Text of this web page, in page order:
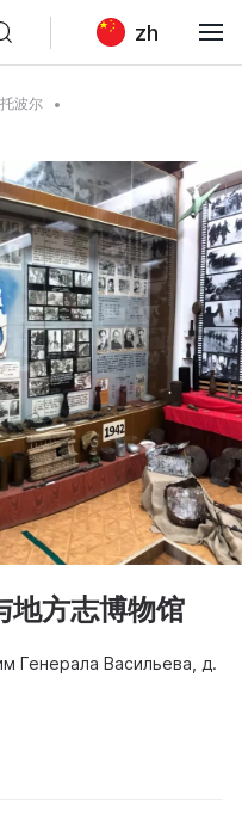
zh
波尔
地方志博物馆
Генерала Васильева, д.